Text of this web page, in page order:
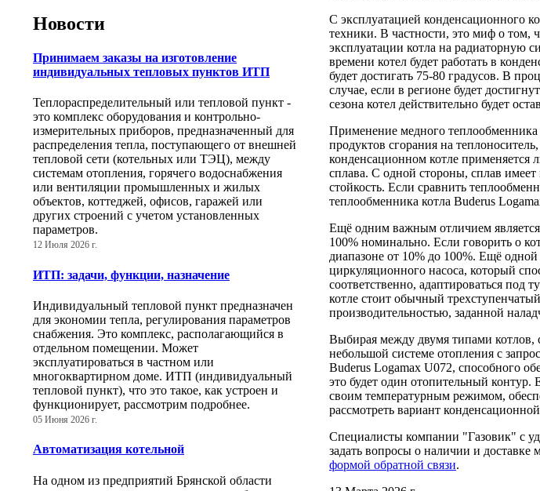
Новости
Принимаем заказы на изготовление
индивидуальных тепловых пунктов ИТП
Теплораспределительный или тепловой пункт -
это комплекс оборудования и контрольно-
измерительных приборов, предназначенный для
распределения тепла, поступающего от внешней
тепловой сети (котельных или ТЭЦ), между
системам отопления, горячего водоснабжения
или вентиляции промышленных и жилых
объектов, коттеджей, офисов, гаражей или
других строений с учетом установленных
параметров.
12 Июля 2026 г.
ИТП: задачи, функции, назначение
Индивидуальный тепловой пункт предназначен
для экономии тепла, регулирования параметров
снабжения. Это комплекс, располагающийся в
отдельном помещении. Может
эксплуатироваться в частном или
многоквартирном доме. ИТП (индивидуальный
тепловой пункт), что это такое, как устроен и
функционирует, рассмотрим подробнее.
05 Июня 2026 г.
Автоматизация котельной
На одном из предприятий Брянской области
С эксплуатацией конденсационного
техники. В частности, это миф о том,
эксплуатации котла на радиаторную
времени котел будет работать в
будет достигать 75-80 градусов. В
случае, если в регионе будет
сезона котел действительно будет
Применение медного теплообменника
продуктов сгорания на
конденсационном котле
сплава. С одной стороны, сплав
стойкость. Если сравнить
теплообменника котла Buderus
Ещё одним важным отличием является
100% номинально. Если говорить о
диапазоне от 10% до 100%. Ещё
циркуляционного насоса, который
соответственно, адаптироваться под
котле стоит обычный
производительностью, заданной
Выбирая между двумя типами котлов,
небольшой системе отопления с
Buderus Logamax U072, способного
это будет один отопительный контур.
своим температурным режимом,
рассмотреть вариант
Специалисты компании "Газовик" c
задать вопросы о наличии и
формой обратной связи.